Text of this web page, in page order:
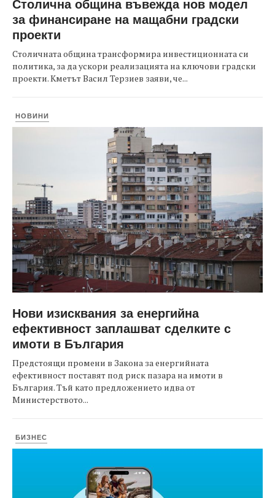
Столична община въвежда нов модел
за финансиране на мащабни градски
проекти
Столичната община трансформира инвестиционната си
политика, за да ускори реализацията на ключови градски
проекти. Кметът Васил Терзиев заяви, че...
НОВИНИ
Нови изисквания за енергийна
ефективност заплашват сделките с
имоти в България
Предстоящи промени в Закона за енергийната
ефективност поставят под риск пазара на имоти в
България. Тъй като предложението идва от
Министерството...
БИЗНЕС